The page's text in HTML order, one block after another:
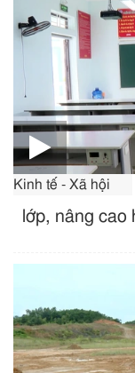
Kinh tế - Xã hội
lớp, nâng cao